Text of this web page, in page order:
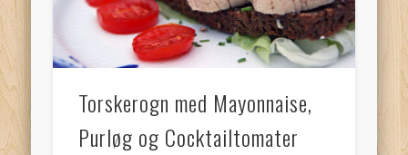
Torskerogn med Mayonnaise,
Purløg og Cocktailtomater